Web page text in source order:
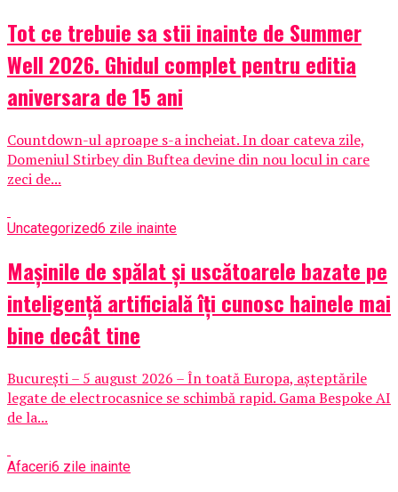
Tot ce trebuie sa stii inainte de Summer
Well 2026. Ghidul complet pentru editia
aniversara de 15 ani
Countdown-ul aproape s-a incheiat. In doar cateva zile,
Domeniul Stirbey din Buftea devine din nou locul in care
zeci de...
Uncategorized6 zile inainte
Mașinile de spălat și uscătoarele bazate pe
inteligență artificială îți cunosc hainele mai
bine decât tine
București – 5 august 2026 – În toată Europa, așteptările
legate de electrocasnice se schimbă rapid. Gama Bespoke AI
de la...
Afaceri6 zile inainte